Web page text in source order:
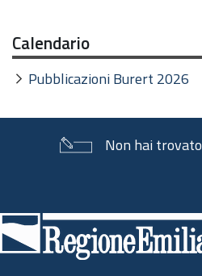
Calendario
Pubblicazioni Burert 2026
Non hai
di
pagina